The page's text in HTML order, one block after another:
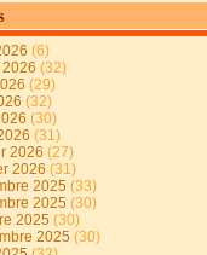
(6)
(32)
(29)
(32)
(30)
(31)
2026 (27)
2026 (31)
2025 (33)
2025 (30)
2025 (30)
2025 (30)